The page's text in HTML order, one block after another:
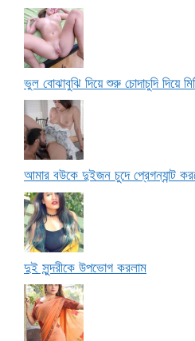
ভুল বোঝাবুঝি দিয়ে শুরু চোদাচুদি দিয়ে
আমার বউকে দুইজন চুদে প্রেগন্যান্ট
দুই সুন্দরীকে উপভোগ করলাম